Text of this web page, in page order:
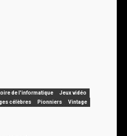
de l'informatique
Jeux vidéo
célèbres Pionniers
Vintage